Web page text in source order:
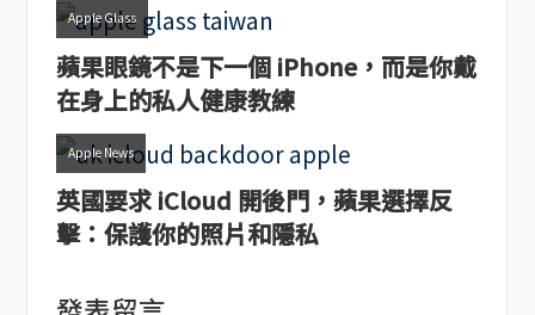
Apple Glass
蘋果眼鏡不是下一個 iPhone，而是你戴
在身上的私人健康教練
Apple News
英國要求 iCloud 開後門，蘋果選擇反
擊：保護你的照片和隱私